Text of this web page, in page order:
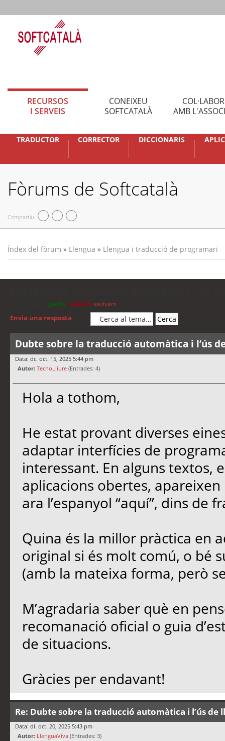
RECURSOS
I SERVEIS
CONEIXEU
SOFTCATALÀ
AMB
TRADUCTOR CORRECTOR DICCIONARIS
Fòrums de Softcatalà
Compartiu
Índex del fòrum » Llengua » Llengua i traducció de programari
jordis cubells xavivars
Envia una resposta
Dubte sobre la traducció automàtica i l’ús
Data: dc. oct. 15, 2025 5:44 pm
Autor: TecnoLliure (Entrades: 4)
Hola a tothom,
He estat provant diverses
adaptar interfícies de
interessant. En alguns textos,
aplicacions obertes,
ara l’espanyol “aquí”, dins de
Quina és la millor pràctica en
original si és molt comú, o bé
(amb la mateixa forma, però
M’agradaria saber què en
recomanació oficial o guia
de situacions.
Gràcies per endavant!
Re: Dubte sobre la traducció automàtica i l’ús de
Data: dl. oct. 20, 2025 5:43 pm
Autor: LlenguaViva (Entrades: 3)